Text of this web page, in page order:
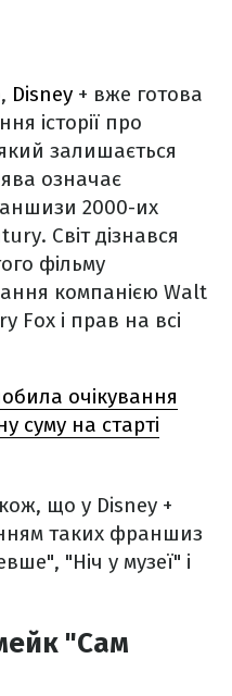
Disney + вже готова
історії про
залишається
означає
2000-их
Світ дізнався
фільму
компанією Walt
Fox і прав на всі
очікування
суму на старті
що у Disney +
таких франшиз
"Ніч у музеї" і
"Сам